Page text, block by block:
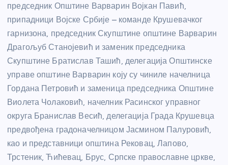
председник Општине Варварин Војкан Павић,
припадници Војске Србије – команде Крушевачког
гарнизона, председник Скупштине општине Варварин
Драгољуб Станојевић и заменик председника
Скупштине Братислав Ташић, делегација Општинске
управе општине Варварин коју су чиниле начелница
Гордана Петровић и заменица председника Општине
Виолета Чолаковић, начелник Расинског управног
округа Бранислав Весић, делегација Града Крушевца
предвођена градоначелницом Јасмином Палуровић,
као и представници општина Рековац, Лапово,
Трстеник, Ћићевац, Брус, Српске православне цркве,